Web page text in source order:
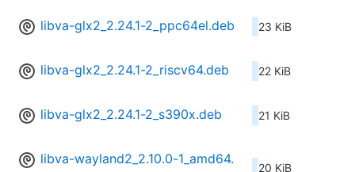
libva-glx2_2.24.1-2_ppc64el.deb 23 KiB
libva-glx2_2.24.1-2_riscv64.deb 22 KiB
libva-glx2_2.24.1-2_s390x.deb 21 KiB
libva-wayland2_2.10.0-1_amd64.
20 KiB